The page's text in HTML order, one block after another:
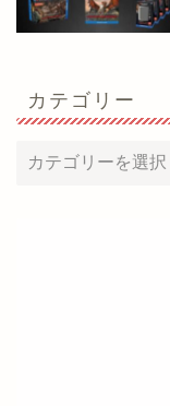
カテゴリー